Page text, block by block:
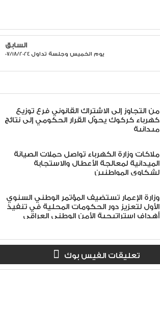
السابق
يوم الخميس وجلسة تداول 07/18/2024
من التجاوز إلى الاشتراك القانوني فرع توزيع
كهرباء كركوك يحوّل القرار الحكومي إلى نتائج
ميدانية
ملاكات وزارة الكهرباء تواصل حملات الصيانة
الميدانية لمعالجة الأعطال والاستجابة
لشكاوى المواطنين
وزارة الإعمار تستضيف المؤتمر الوطني السنوي
الأول لتعزيز دور الحكومات المحلية في تنفيذ
أهداف استراتيجية الأمن الوطني العراقي
تعليقات الفيس بوك